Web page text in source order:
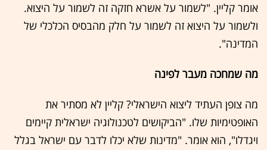
אומר קליין. "לשמור על אשרא חזקה זה לשמור על היצוא.
ולשמור על היצוא זה לשמור על חלק מהבסיס הכלכלי של
המדינה".
מה שמחכה מעבר לפינה
מה צופן העתיד ליצוא הישראלי? קליין לא מסתיר את
האופטימיות שלו. "הביקושים לטכנולוגיה ישראלית קיימים
ויגדלו", הוא אומר. "מדינות שלא יכלו לדבר עם ישראל בגלל